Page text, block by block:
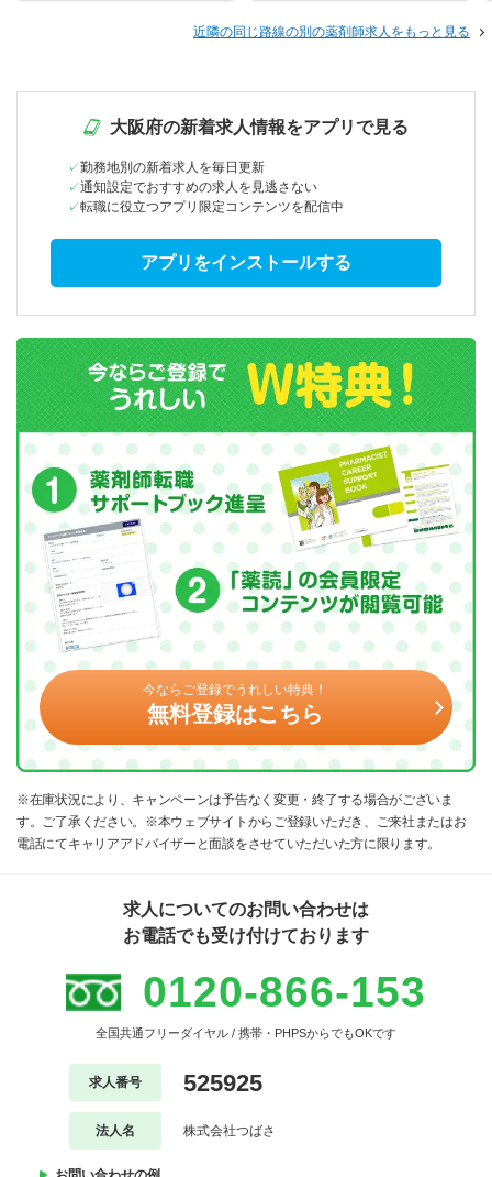
近隣の同じ路線の別の薬剤師求人をもっと見る
大阪府の新着求人情報をアプリで見る
勤務地別の新着求人を毎日更新
通知設定でおすすめの求人を見逃さない
転職に役立つアプリ限定コンテンツを配信中
アプリをインストールする
今ならご登録でうれしい特典！
無料登録はこちら
※在庫状況により、キャンペーンは予告なく変更・終了する場合がございま
す。ご了承ください。※本ウェブサイトからご登録いただき、ご来社またはお
電話にてキャリアアドバイザーと面談をさせていただいた方に限ります。
求人についてのお問い合わせは
お電話でも受け付けております
0120-866-153
全国共通フリーダイヤル / 携帯・PHPSからでもOKです
求人番号 525925
法人名 株式会社つばさ